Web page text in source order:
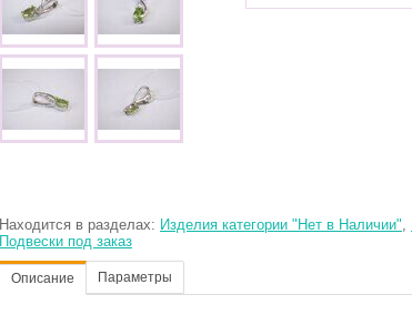
Находится в разделах: Изделия категории "Нет в Наличии",
Подвески под заказ
Описание Параметры